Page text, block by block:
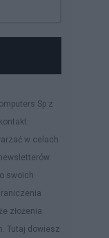
Sp z
w celach
swoich
złożenia
Tutaj dowiesz